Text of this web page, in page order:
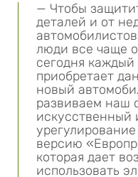
— Чтобы
деталей и от
люди все чаще
сегодня
приобретает
новый
развиваем наш
искусственный
версию
которая дает
использовать